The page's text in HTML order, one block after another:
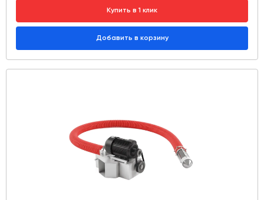
Купить в 1 клик
Добавить в корзину